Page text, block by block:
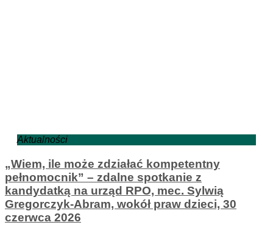
Aktualności
„Wiem, ile może zdziałać kompetentny
pełnomocnik” – zdalne spotkanie z
kandydatką na urząd RPO, mec. Sylwią
Gregorczyk-Abram, wokół praw dzieci, 30
czerwca 2026